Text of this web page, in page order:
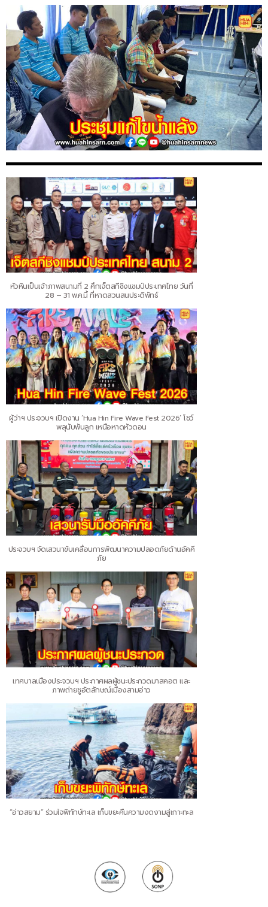
หัวหินเป็นเจ้าภาพสนามที่ 2 ศึกเจ็ตสกีชิงแชมป์ประเทศไทย วันที่
28 – 31 พ.ค.นี้ ที่หาดสวนสนประดิพัทธ์
ผู้ว่าฯ ประจวบฯ เปิดงาน ‘Hua Hin Fire Wave Fest 2026’ โชว์
พลุนับพันลูก เหนือหาดหัวดอน
ประจวบฯ จัดเสวนาขับเคลื่อนการพัฒนาความปลอดภัยด้านอัคคี
ภัย
เทศบาลเมืองประจวบฯ ประกาศผลผู้ชนะประกวดมาสคอต และ
ภาพถ่ายชูอัตลักษณ์เมืองสามอ่าว
“อ่าวสยาม” ร่วมใจพิทักษ์ทะเล เก็บขยะคืนความงดงามสู่เกาะทะล